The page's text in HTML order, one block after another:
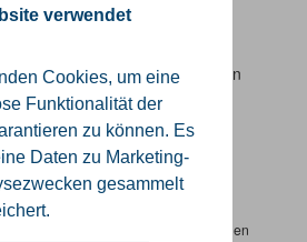
verwendet
Cookies, um eine
Funktionalität der
zu können. Es
Daten zu Marketing-
gesammelt
NW
(Basis-DLM)
in Form von topographischen
präsentationsneutralen,
Wenden Sie sich bitte an einen